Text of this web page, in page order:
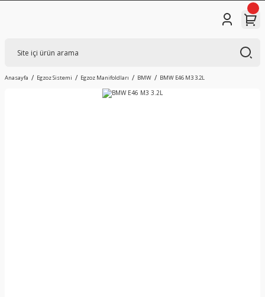
Anasayfa Egzoz Sistemi Egzoz Manifoldları BMW BMW E46 M3 3.2L